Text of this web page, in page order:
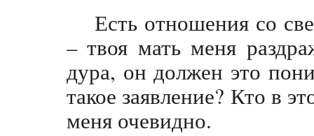
Есть отношения со
– твоя мать меня
дура, он должен это
такое заявление? Кто в
меня очевидно.